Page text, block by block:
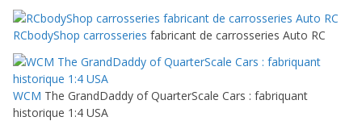
RCbodyShop carrosseries fabricant de carrosseries Auto RC
WCM The GrandDaddy of QuarterScale Cars : fabriquant
historique 1:4 USA